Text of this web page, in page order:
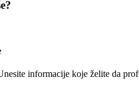
informacije koje želite da